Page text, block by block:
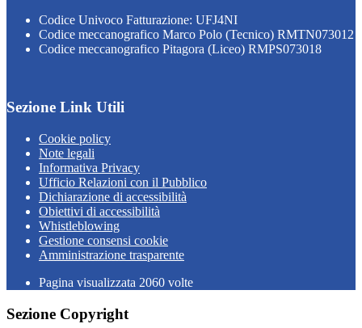
Codice Univoco Fatturazione: UFJ4NI
Codice meccanografico Marco Polo (Tecnico) RMTN073012
Codice meccanografico Pitagora (Liceo) RMPS073018
Sezione Link Utili
Cookie policy
Note legali
Informativa Privacy
Ufficio Relazioni con il Pubblico
Dichiarazione di accessibilità
Obiettivi di accessibilità
Whistleblowing
Gestione consensi cookie
Amministrazione trasparente
Pagina visualizzata 2060 volte
Sezione Copyright